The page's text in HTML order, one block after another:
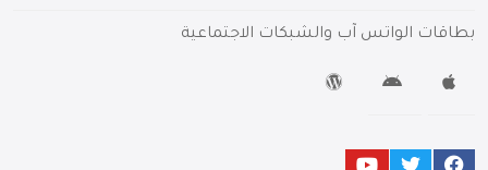
بطاقات الواتس آب والشبكات الاجتماعية